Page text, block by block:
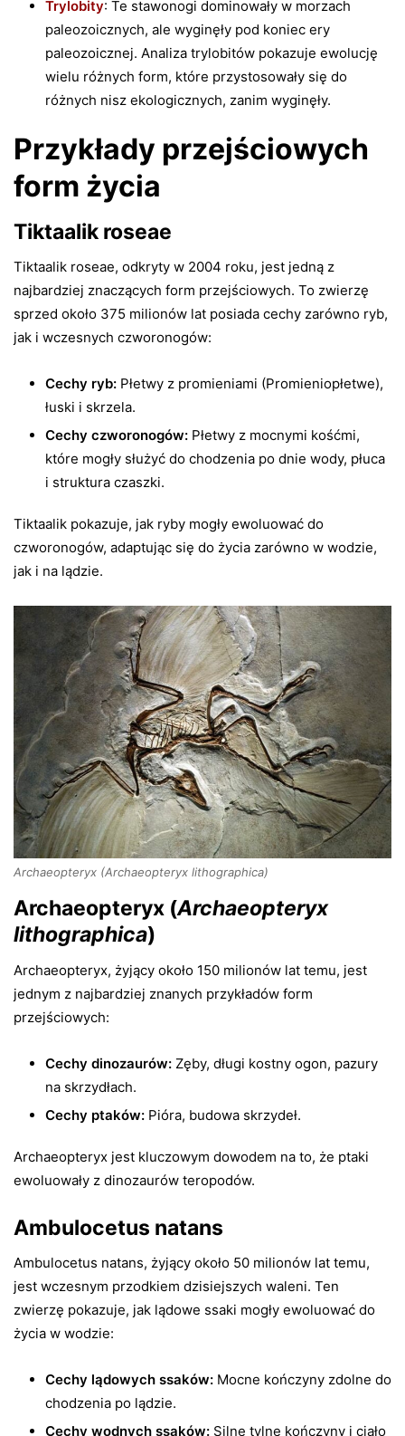
Trylobity: Te stawonogi dominowały w morzach
paleozoicznych, ale wyginęły pod koniec ery
paleozoicznej. Analiza trylobitów pokazuje ewolucję
wielu różnych form, które przystosowały się do
różnych nisz ekologicznych, zanim wyginęły.
Przykłady przejściowych
form życia
Tiktaalik roseae
Tiktaalik roseae, odkryty w 2004 roku, jest jedną z
najbardziej znaczących form przejściowych. To zwierzę
sprzed około 375 milionów lat posiada cechy zarówno ryb,
jak i wczesnych czworonogów:
Cechy ryb: Płetwy z promieniami (Promieniopłetwe),
łuski i skrzela.
Cechy czworonogów: Płetwy z mocnymi kośćmi,
które mogły służyć do chodzenia po dnie wody, płuca
i struktura czaszki.
Tiktaalik pokazuje, jak ryby mogły ewoluować do
czworonogów, adaptując się do życia zarówno w wodzie,
jak i na lądzie.
Archaeopteryx (Archaeopteryx lithographica)
Archaeopteryx (Archaeopteryx
lithographica)
Archaeopteryx, żyjący około 150 milionów lat temu, jest
jednym z najbardziej znanych przykładów form
przejściowych:
Cechy dinozaurów: Zęby, długi kostny ogon, pazury
na skrzydłach.
Cechy ptaków: Pióra, budowa skrzydeł.
Archaeopteryx jest kluczowym dowodem na to, że ptaki
ewoluowały z dinozaurów teropodów.
Ambulocetus natans
Ambulocetus natans, żyjący około 50 milionów lat temu,
jest wczesnym przodkiem dzisiejszych waleni. Ten
zwierzę pokazuje, jak lądowe ssaki mogły ewoluować do
życia w wodzie:
Cechy lądowych ssaków: Mocne kończyny zdolne do
chodzenia po lądzie.
Cechy wodnych ssaków: Silne tylne kończyny i ciało